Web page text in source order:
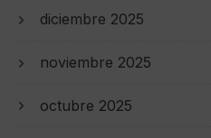
diciembre 2025
noviembre 2025
octubre 2025